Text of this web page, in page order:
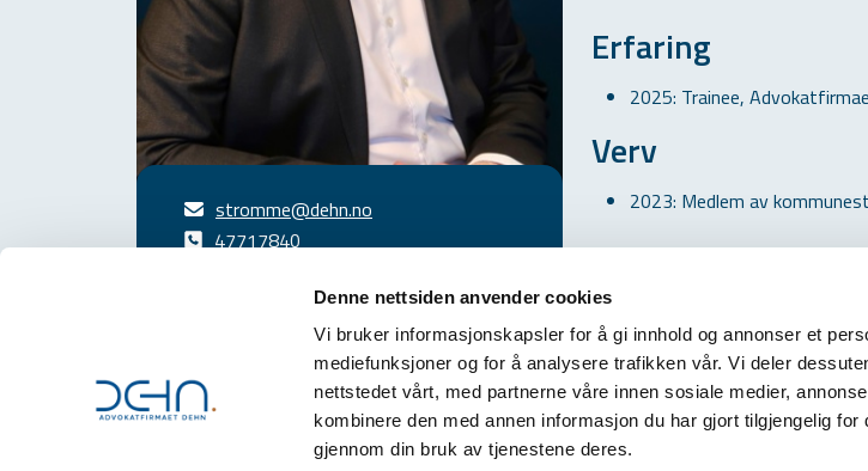
Denne nettsiden anvender cookies
Vi bruker informasjonskapsler for å gi innhold og annonser et
mediefunksjoner og for å analysere trafikken vår. Vi deler
nettstedet vårt, med partnerne våre innen sosiale medier,
kombinere den med annen informasjon du har gjort tilgjengelig
gjennom din bruk av tjenestene deres.
stromme@dehn.no
47717840
Erfaring
2025: Trainee,
Verv
2023: Medlem av
Advokatfirmaet Dehn DA
org.nr.: 921 625 189
+47 67 21 69
post@dehn.no